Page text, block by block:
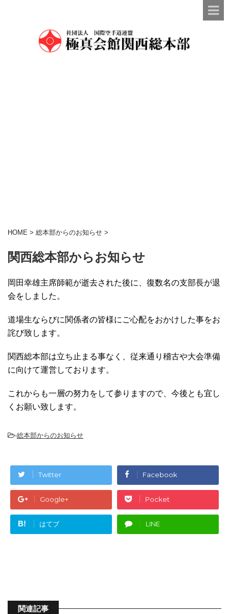
HOME > 総本部からのお知らせ >
関西総本部からお知らせ
岡田幸雄主席師範が逝去された後に、復数名の支部長が退
会をしました。
道場生ならびに関係者の皆様にご心配をおかけした事をお
詫び致します。
関西総本部は立ち止まる事なく、従来通り稽古や大会準備
に向けて運営しております。
これからも一層の努力をして参りますので、今後とも宜し
くお願い致します。
-総本部からのお知らせ
Twitter Facebook
Google+ Pocket
B! はてブ LINE
関連記事